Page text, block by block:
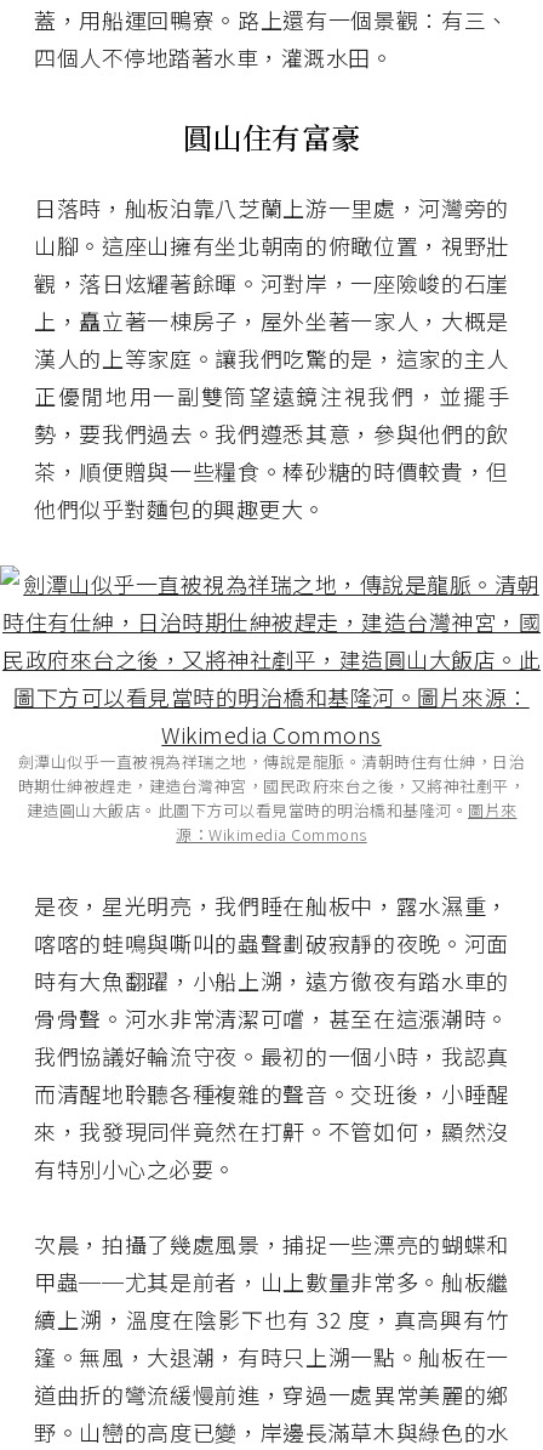
蓋，用船運回鴨寮。路上還有一個景觀：有三、
四個人不停地踏著水車，灌溉水田。
圓山住有富豪
日落時，舢板泊靠八芝蘭上游一里處，河灣旁的
山腳。這座山擁有坐北朝南的俯瞰位置，視野壯
觀，落日炫耀著餘暉。河對岸，一座險峻的石崖
上，矗立著一棟房子，屋外坐著一家人，大概是
漢人的上等家庭。讓我們吃驚的是，這家的主人
正優閒地用一副雙筒望遠鏡注視我們，並擺手
勢，要我們過去。我們遵悉其意，參與他們的飲
茶，順便贈與一些糧食。棒砂糖的時價較貴，但
他們似乎對麵包的興趣更大。
劍潭山似乎一直被視為祥瑞之地，傳說是龍脈。清朝時住有仕紳，日治
時期仕紳被趕走，建造台灣神宮，國民政府來台之後，又將神社剷平，
建造圓山大飯店。此圖下方可以看見當時的明治橋和基隆河。 圖片來
源：Wikimedia Commons
是夜，星光明亮，我們睡在舢板中，露水濕重，
喀喀的蛙鳴與嘶叫的蟲聲劃破寂靜的夜晚。河面
時有大魚翻躍，小船上溯，遠方徹夜有踏水車的
骨骨聲。河水非常清潔可嚐，甚至在這漲潮時。
我們協議好輪流守夜。最初的一個小時，我認真
而清醒地聆聽各種複雜的聲音。交班後，小睡醒
來，我發現同伴竟然在打鼾。不管如何，顯然沒
有特別小心之必要。
次晨，拍攝了幾處風景，捕捉一些漂亮的蝴蝶和
甲蟲──尤其是前者，山上數量非常多。舢板繼
續上溯，溫度在陰影下也有 32 度，真高興有竹
篷。無風，大退潮，有時只上溯一點。舢板在一
道曲折的彎流緩慢前進，穿過一處異常美麗的鄉
野。山巒的高度已變，岸邊長滿草木與綠色的水